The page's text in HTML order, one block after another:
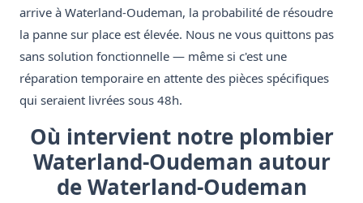
arrive à Waterland-Oudeman, la probabilité de résoudre
la panne sur place est élevée. Nous ne vous quittons pas
sans solution fonctionnelle — même si c'est une
réparation temporaire en attente des pièces spécifiques
qui seraient livrées sous 48h.
Où intervient notre plombier
Waterland-Oudeman autour
de Waterland-Oudeman